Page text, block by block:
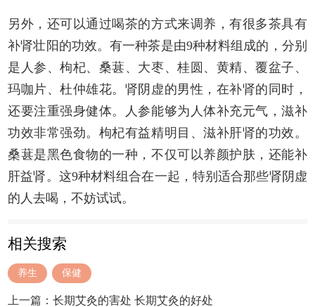
另外，还可以通过喝茶的方式来调养，有很多茶具有
补肾壮阳的功效。有一种茶是由9种材料组成的，分别
是人参、枸杞、桑葚、大枣、桂圆、黄精、覆盆子、
玛咖片、杜仲雄花。肾阴虚的男性，在补肾的同时，
还要注重强身健体。人参能够为人体补充元气，滋补
功效非常强劲。枸杞有益精明目、滋补肝肾的功效。
桑葚是黑色食物的一种，不仅可以养颜护肤，还能补
肝益肾。这9种材料组合在一起，特别适合那些肾阴虚
的人去喝，不妨试试。
相关搜索
养生 保健
上一篇：长期艾灸的害处 长期艾灸的好处